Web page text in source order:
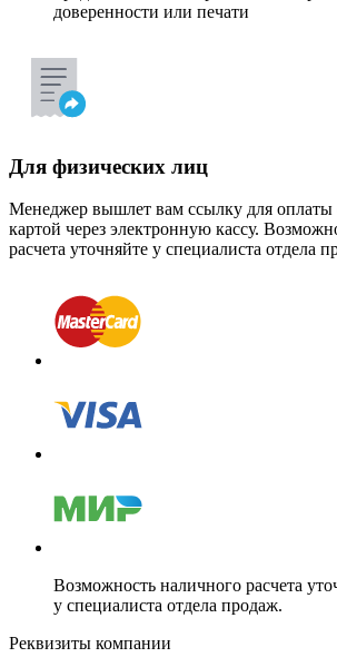
доверенности или печати
Для физических лиц
Менеджер вышлет вам ссылку для оплаты
картой через электронную кассу.
расчета уточняйте у специалиста отдела
Возможность наличного расчета
у специалиста отдела продаж.
Реквизиты компании